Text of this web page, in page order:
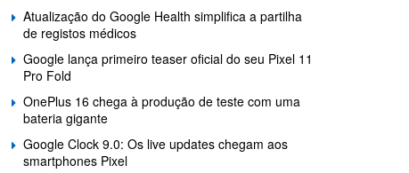
Atualização do Google Health simplifica a partilha
de registos médicos
Google lança primeiro teaser oficial do seu Pixel 11
Pro Fold
OnePlus 16 chega à produção de teste com uma
bateria gigante
Google Clock 9.0: Os live updates chegam aos
smartphones Pixel